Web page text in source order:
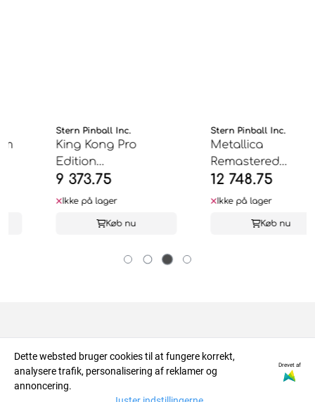
Stern Pinball Inc.
King Kong Pro
Edition
Flippermaskine -
9 373.75
Ikke på lager
Køb nu
Stern Pinball Inc.
Metallica
Remastered
Premium Edition ...
12 748.75
Ikke på lager
Køb nu
About us
RETRO NORGE AS
Info
Dette websted bruger cookies til at fungere korrekt,
analysere trafik, personalisering af reklamer og
annoncering.
Drevet af